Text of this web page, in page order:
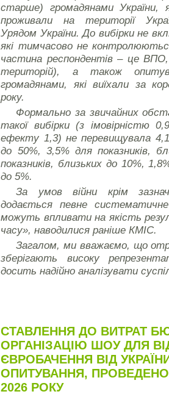
старше) громадянами України,
проживали на території
Урядом України. До вибірки не
які тимчасово не
частина респондентів – це ВПО,
територій), а також
громадянами, які виїхали за
року.
Формально за звичайних
такої вибірки (з імовірністю
ефекту 1,3) не перевищувала
до 50%, 3,5% для показників,
показників, близьких до 10%,
до 5%.
За умов війни крім
додається певне
можуть впливати на якість
часу», наводилися раніше КМІС.
Загалом, ми вважаємо, що
зберігають високу
досить надійно аналізувати
СТАВЛЕННЯ ДО ВИТРАТ
ОРГАНІЗАЦІЮ ШОУ ДЛЯ
ЄВРОБАЧЕННЯ ВІД
ОПИТУВАННЯ,
2026 РОКУ